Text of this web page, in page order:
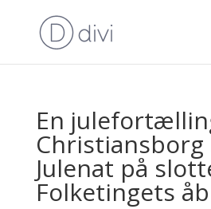
En
Christiansborg
Julenat på
Folketingets